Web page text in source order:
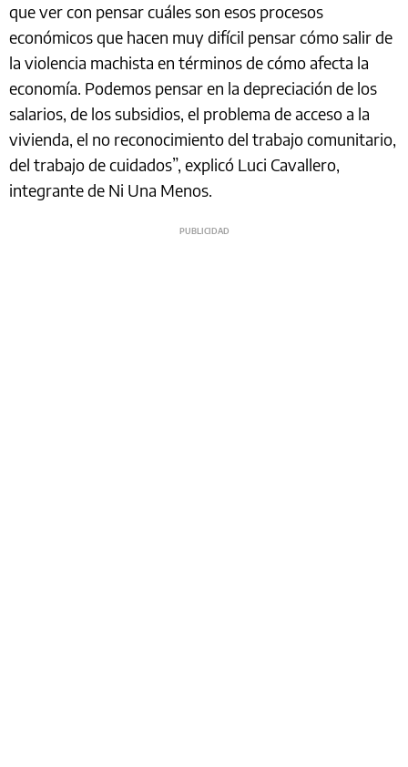
que ver con pensar cuáles son esos procesos
económicos que hacen muy difícil pensar cómo salir de
la violencia machista en términos de cómo afecta la
economía. Podemos pensar en la depreciación de los
salarios, de los subsidios, el problema de acceso a la
vivienda, el no reconocimiento del trabajo comunitario,
del trabajo de cuidados”, explicó Luci Cavallero,
integrante de Ni Una Menos.